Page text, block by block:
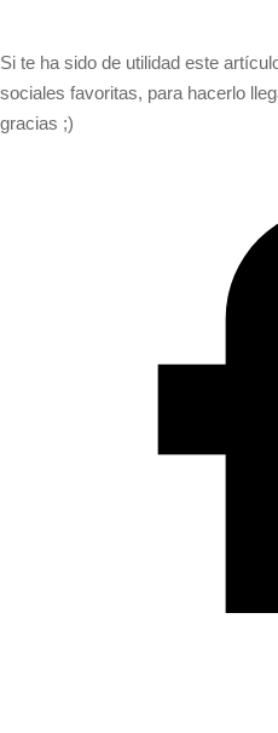
Si te ha sido de utilidad este
sociales favoritas, para hacerlo
gracias ;)